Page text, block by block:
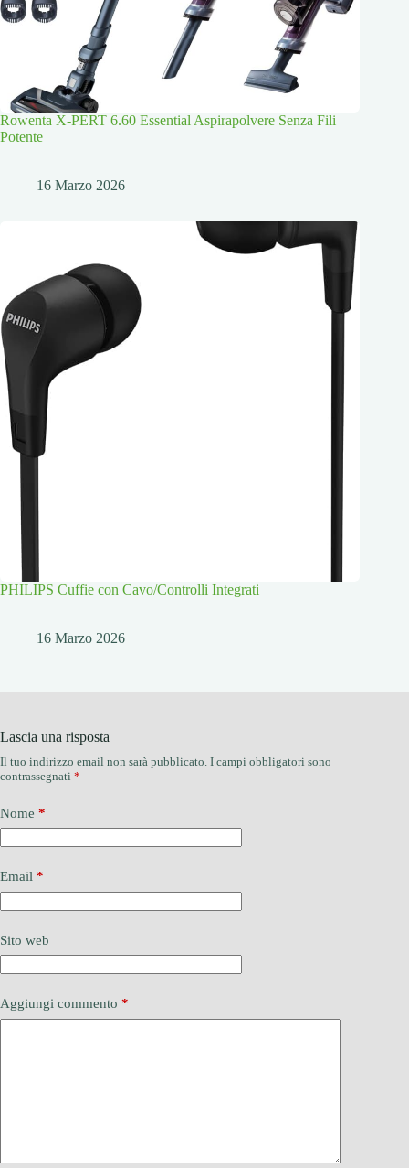
Rowenta X-PERT 6.60 Essential Aspirapolvere Senza Fili
Potente
16 Marzo 2026
PHILIPS Cuffie con Cavo/Controlli Integrati
16 Marzo 2026
Lascia una risposta
Il tuo indirizzo email non sarà pubblicato. I campi obbligatori sono
contrassegnati *
Nome *
Email *
Sito web
Aggiungi commento *